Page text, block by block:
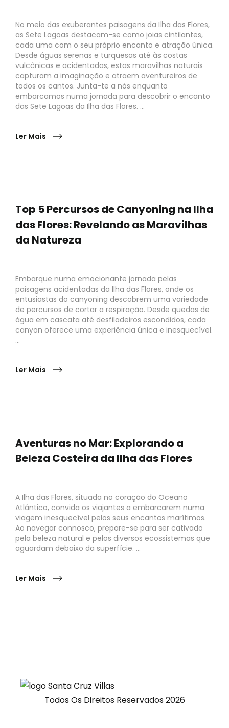
No meio das exuberantes paisagens da Ilha das Flores,
as Sete Lagoas destacam-se como joias cintilantes,
cada uma com o seu próprio encanto e atração única.
Desde águas serenas e turquesas até às costas
vulcânicas e acidentadas, estas maravilhas naturais
capturam a imaginação e atraem aventureiros de
todos os cantos. Junta-te a nós enquanto
embarcamos numa jornada para descobrir o encanto
das Sete Lagoas da Ilha das Flores. ...
Ler Mais
Top 5 Percursos de Canyoning na Ilha
das Flores: Revelando as Maravilhas
da Natureza
Embarque numa emocionante jornada pelas
paisagens acidentadas da Ilha das Flores, onde os
entusiastas do canyoning descobrem uma variedade
de percursos de cortar a respiração. Desde quedas de
água em cascata até desfiladeiros escondidos, cada
canyon oferece uma experiência única e inesquecível.
...
Ler Mais
Aventuras no Mar: Explorando a
Beleza Costeira da Ilha das Flores
A Ilha das Flores, situada no coração do Oceano
Atlântico, convida os viajantes a embarcarem numa
viagem inesquecível pelos seus encantos marítimos.
Ao navegar connosco, prepare-se para ser cativado
pela beleza natural e pelos diversos ecossistemas que
aguardam debaixo da superfície. ...
Ler Mais
Todos Os Direitos Reservados2026